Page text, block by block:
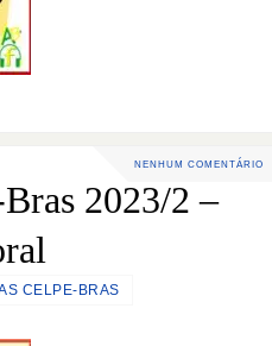
NENHUM COMENTÁRIO
2023/2 –
CELPE-BRAS